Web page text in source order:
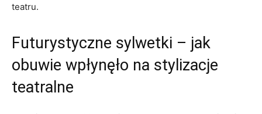
teatru.
Futurystyczne sylwetki – jak
obuwie wpłynęło na stylizacje
teatralne